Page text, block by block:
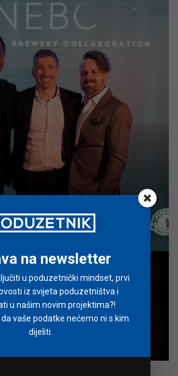
na newsletter
u poduzetnički mindset, prvi
iz svijeta poduzetništva i
u našim novim projektima?!
vaše podatke nećemo ni s kim
dijeliti.